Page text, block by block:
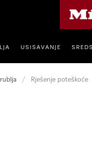
USISAVANJE
/ Rješenje poteškoće